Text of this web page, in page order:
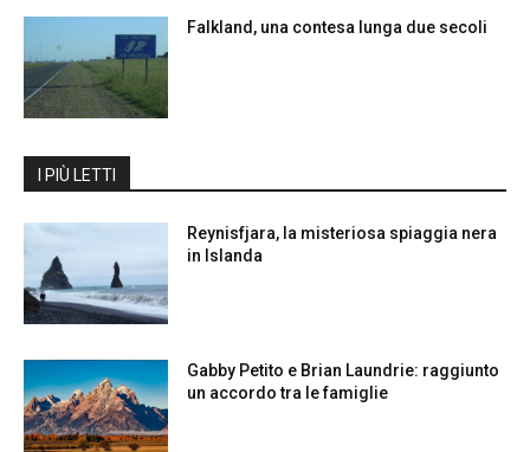
Falkland, una contesa lunga due secoli
I PIÙ LETTI
Reynisfjara, la misteriosa spiaggia nera
in Islanda
Gabby Petito e Brian Laundrie: raggiunto
un accordo tra le famiglie